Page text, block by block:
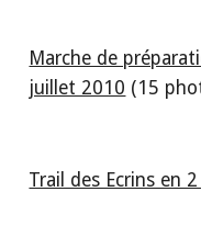
Marche de
juillet 2010 (15
Trail des Ecrins en